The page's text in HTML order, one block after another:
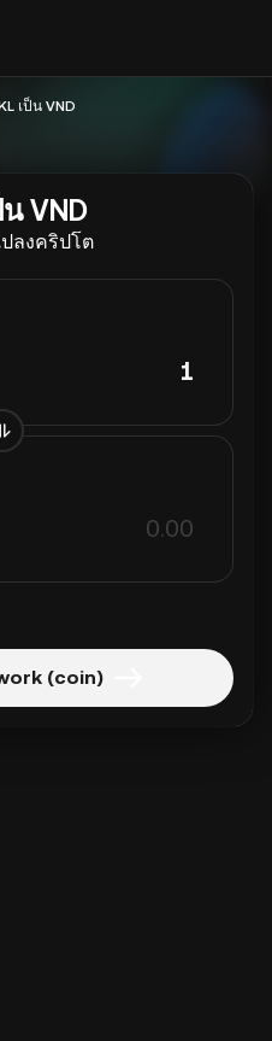
เป็น VND
VND
ลงคริปโต
(coin)